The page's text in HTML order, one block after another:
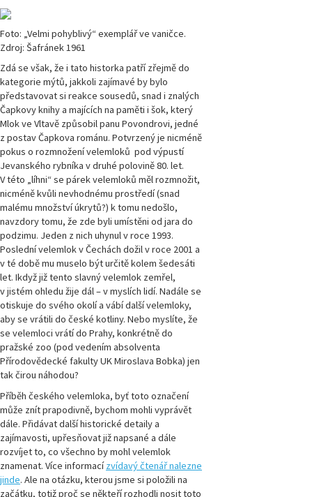
Foto: „Velmi pohyblivý“ exemplář ve vaničce.
Zdroj: Šafránek 1961
Zdá se však, že i tato historka patří zřejmě do
kategorie mýtů, jakkoli zajímavé by bylo
představovat si reakce sousedů, snad i znalých
Čapkovy knihy a majících na paměti i šok, který
Mlok ve Vltavě způsobil panu Povondrovi, jedné
z postav Čapkova románu. Potvrzený je nicméně
pokus o rozmnožení velemloků pod výpustí
Jevanského rybníka v druhé polovině 80. let.
V této „líhni“ se párek velemloků měl rozmnožit,
nicméně kvůli nevhodnému prostředí (snad
malému množství úkrytů?) k tomu nedošlo,
navzdory tomu, že zde byli umístěni od jara do
podzimu. Jeden z nich uhynul v roce 1993.
Poslední velemlok v Čechách dožil v roce 2001 a
v té době mu muselo být určitě kolem šedesáti
let. Ikdyž již tento slavný velemlok zemřel,
v jistém ohledu žije dál – v myslích lidí. Nadále se
otiskuje do svého okolí a vábí další velemloky,
aby se vrátili do české kotliny. Nebo myslíte, že
se velemloci vrátí do Prahy, konkrétně do
pražské zoo (pod vedením absolventa
Přírodovědecké fakulty UK Miroslava Bobka) jen
tak čirou náhodou?
Příběh českého velemloka, byť toto označení
může znít prapodivně, bychom mohli vyprávět
dále. Přidávat další historické detaily a
zajímavosti, upřesňovat již napsané a dále
rozvíjet to, co všechno by mohl velemlok
znamenat. Více informacízvídavý čtenář nalezne
jinde. Ale na otázku, kterou jsme si položili na
začátku, totiž proč se někteří rozhodli nosit toto